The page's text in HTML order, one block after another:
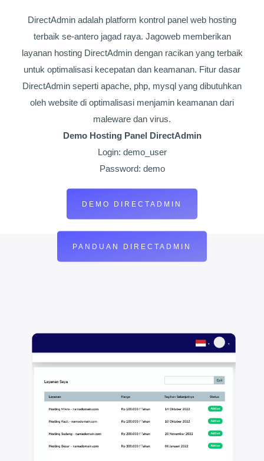
DirectAdmin adalah platform kontrol panel web hosting
terbaik se-antero jagad raya. Jagoweb memberikan
layanan hosting DirectAdmin dengan racikan yang terbaik
untuk optimalisasi kecepatan dan keamanan. Fitur dasar
DirectAdmin seperti apache, php, mysql yang dibutuhkan
oleh website di optimalisasi menjamin keamanan dari
maleware dan virus.
Demo Hosting Panel DirectAdmin
Login: demo_user
Password: demo
DEMO DIRECTADMIN
PANDUAN DIRECTADMIN